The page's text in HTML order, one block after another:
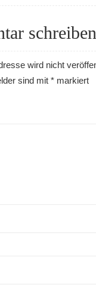
schreiben
wird nicht
sind mit * markiert